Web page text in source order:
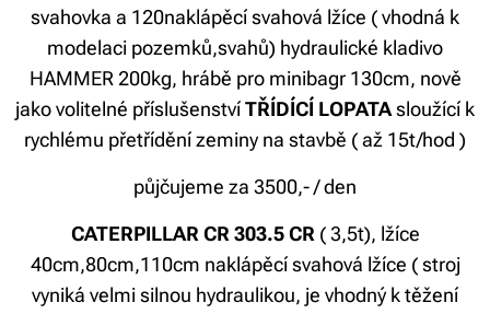
svahovka a 120naklápěcí svahová lžíce ( vhodná k
modelaci pozemků,svahů) hydraulické kladivo
HAMMER 200kg, hrábě pro minibagr 130cm, nově
jako volitelné příslušenství TŘÍDÍCÍ LOPATAsloužící k
rychlému přetřídění zeminy na stavbě ( až 15t/hod )
půjčujeme za 3500,- / den
CATERPILLAR CR 303.5 CR( 3,5t), lžíce
40cm,80cm,110cm naklápěcí svahová lžíce ( stroj
vyniká velmi silnou hydraulikou, je vhodný k těžení